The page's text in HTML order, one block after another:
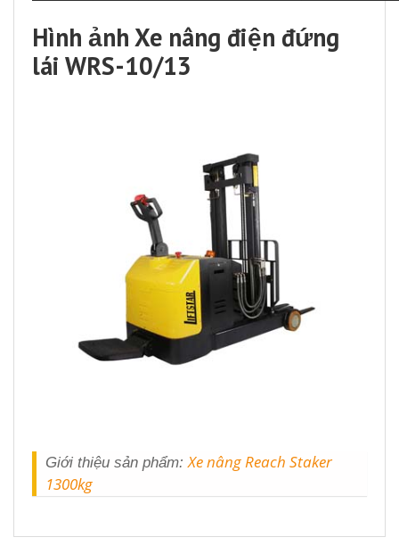
Hình ảnh Xe nâng điện đứng
lái WRS-10/13
Giới thiệu sản phẩm: Xe nâng Reach Staker
1300kg